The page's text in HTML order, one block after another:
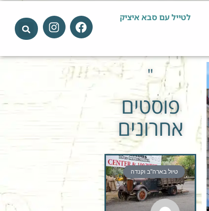
לטייל עם סבא איציק
"
פוסטים
אחרונים
טיול בארה"ב וקנדה